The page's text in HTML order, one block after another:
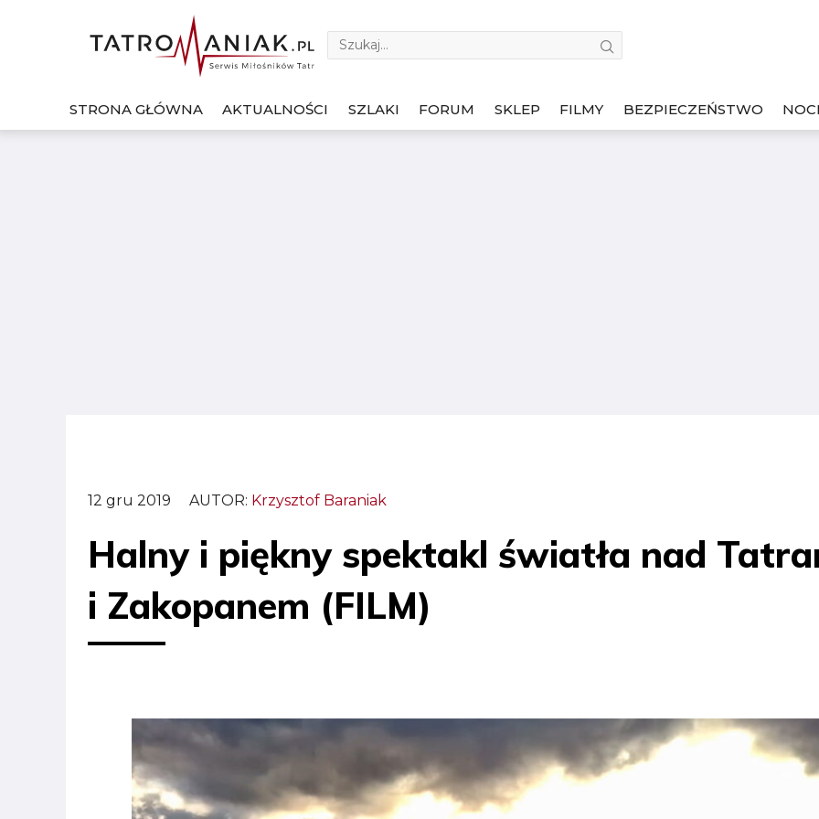
STRONA GŁÓWNA AKTUALNOŚCI SZLAKI FORUM SKLEP FILMY BEZPIECZEŃSTWO
12 gru 2019 AUTOR: Krzysztof Baraniak
Halny i piękny spektakl światła nad
i Zakopanem (FILM)